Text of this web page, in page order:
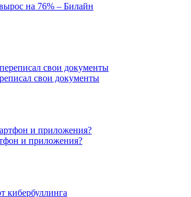
на 76% – Билайн
свои документы
и приложения?